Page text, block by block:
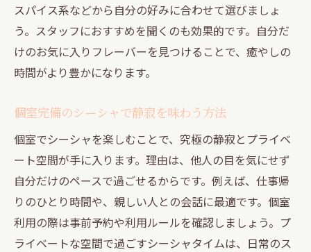
スパイス系などから自分の好みに合わせて選びましょ
う。スタッフにおすすめを聞くのも効果的です。自分だ
けのお気に入りフレーバーを見つけることで、癒やしの
時間がより豊かになります。
個室完備のシーシャで静寂を味わう方法
個室でシーシャを楽しむことで、究極の静寂とプライベ
ート空間が手に入ります。理由は、他人の目を気にせず
自分だけのペースで過ごせるからです。例えば、仕事帰
りのひとり時間や、親しい人との会話に最適です。個室
利用の際は事前予約や利用ルールを確認しましょう。プ
ライベートな空間で過ごすシーシャタイムは、日常のス